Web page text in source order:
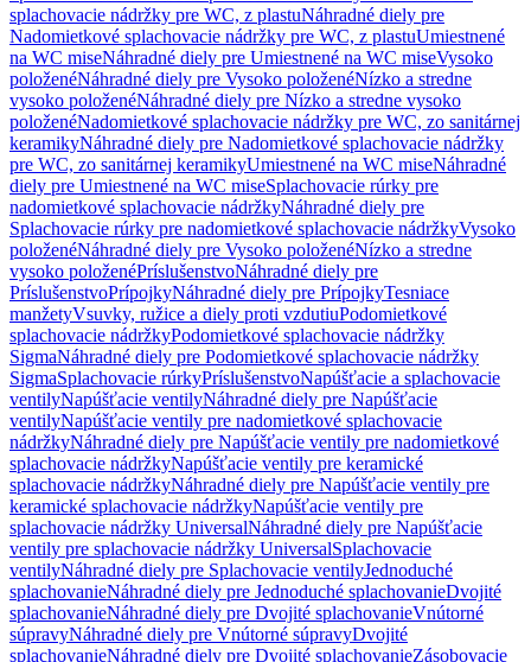
splachovacie nádržky pre WC, z plastuNáhradné diely pre
Nadomietkové splachovacie nádržky pre WC, z plastuUmiestnené
na WC miseNáhradné diely pre Umiestnené na WC miseVysoko
položenéNáhradné diely pre Vysoko položenéNízko a stredne
vysoko položenéNáhradné diely pre Nízko a stredne vysoko
položenéNadomietkové splachovacie nádržky pre WC, zo sanitárnej
keramikyNáhradné diely pre Nadomietkové splachovacie nádržky
pre WC, zo sanitárnej keramikyUmiestnené na WC miseNáhradné
diely pre Umiestnené na WC miseSplachovacie rúrky pre
nadomietkové splachovacie nádržkyNáhradné diely pre
Splachovacie rúrky pre nadomietkové splachovacie nádržkyVysoko
položenéNáhradné diely pre Vysoko položenéNízko a stredne
vysoko položenéPríslušenstvoNáhradné diely pre
PríslušenstvoPrípojkyNáhradné diely pre PrípojkyTesniace
manžetyVsuvky, ružice a diely proti vzdutiuPodomietkové
splachovacie nádržkyPodomietkové splachovacie nádržky
SigmaNáhradné diely pre Podomietkové splachovacie nádržky
SigmaSplachovacie rúrkyPríslušenstvoNapúšťacie a splachovacie
ventilyNapúšťacie ventilyNáhradné diely pre Napúšťacie
ventilyNapúšťacie ventily pre nadomietkové splachovacie
nádržkyNáhradné diely pre Napúšťacie ventily pre nadomietkové
splachovacie nádržkyNapúšťacie ventily pre keramické
splachovacie nádržkyNáhradné diely pre Napúšťacie ventily pre
keramické splachovacie nádržkyNapúšťacie ventily pre
splachovacie nádržky UniversalNáhradné diely pre Napúšťacie
ventily pre splachovacie nádržky UniversalSplachovacie
ventilyNáhradné diely pre Splachovacie ventilyJednoduché
splachovanieNáhradné diely pre Jednoduché splachovanieDvojité
splachovanieNáhradné diely pre Dvojité splachovanieVnútorné
súpravyNáhradné diely pre Vnútorné súpravyDvojité
splachovanieNáhradné diely pre Dvojité splachovanieZásobovacie